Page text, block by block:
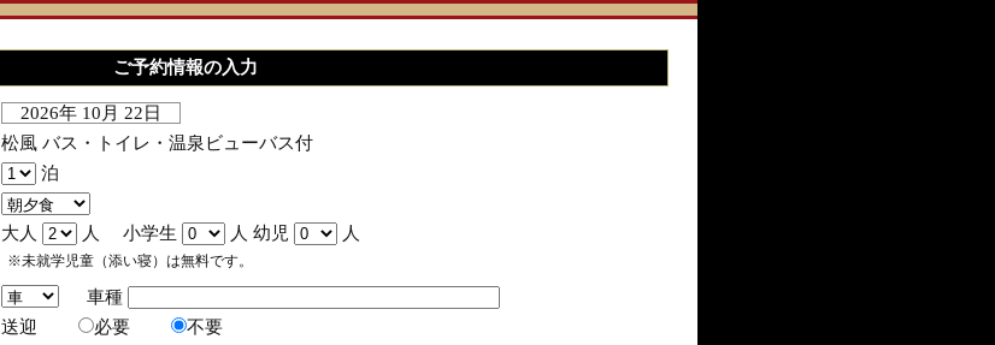
ご予約情報の入力
2026年 10月 22日
松風 バス・トイレ・温泉ビューバス付
泊
大人 人 小学生 人 幼児 人
※未就学児童（添い寝）は無料です。
車種
送迎
必要 不要